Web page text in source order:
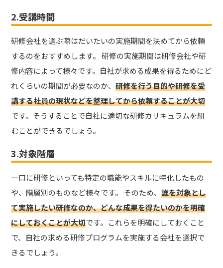
2.受講時間
研修会社を選ぶ際はだいたいの実施期間を決めてから依頼
するのをおすすめします。 研修の実施期間は研修会社や研
修内容によって様々です。自社が求める成果を得るためにど
れくらいの期間が必要なのか、研修を行う目的や研修を受
講する社員の現状などを整理してから依頼することが大切
です。そうすることで自社に適切な研修カリキュラムを組
むことができるでしょう。
3.対象階層
一口に研修といっても特定の職能やスキルに特化したもの
や、階層別のものなど様々です。 そのため、誰を対象とし
て実施したい研修なのか、どんな成果を得たいのかを明確
にしておくことが大切です。これらを明確にしておくこと
で、自社の求める研修プログラムを実施する会社を選択で
きるでしょう。